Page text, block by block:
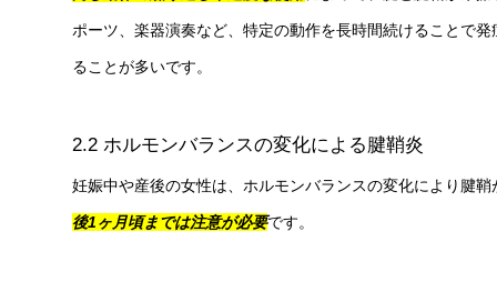
ポーツ、楽器演奏など、特定の動作を長時間続けることで
ることが多いです。
2.2 ホルモンバランスの変化による腱鞘炎
妊娠中や産後の女性は、ホルモンバランスの変化により腱
後1ヶ月頃までは注意が必要です。